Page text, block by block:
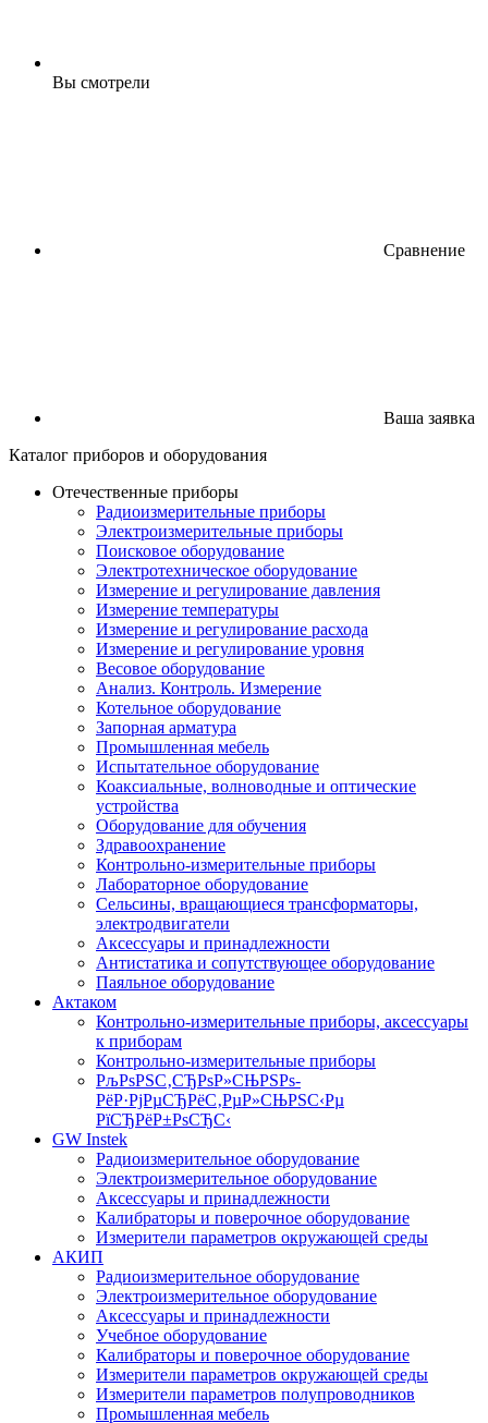
Вы смотрели
Сравнение
Ваша заявка
Каталог приборов и оборудования
Отечественные приборы
Радиоизмерительные приборы
Электроизмерительные приборы
Поисковое оборудование
Электротехническое оборудование
Измерение и регулирование давления
Измерение температуры
Измерение и регулирование расхода
Измерение и регулирование уровня
Весовое оборудование
Анализ. Контроль. Измерение
Котельное оборудование
Запорная арматура
Промышленная мебель
Испытательное оборудование
Коаксиальные, волноводные и оптические
устройства
Оборудование для обучения
Здравоохранение
Контрольно-измерительные приборы
Лабораторное оборудование
Сельсины, вращающиеся трансформаторы,
электродвигатели
Аксессуары и принадлежности
Антистатика и сопутствующее оборудование
Паяльное оборудование
Актаком
Контрольно-измерительные приборы, аксессуары
к приборам
Контрольно-измерительные приборы
РљРѕРЅС‚СЂРѕР»СЊРЅРѕ-
РёР·РјРµСЂРёС‚РµР»СЊРЅС‹Рµ
РїСЂРёР±РѕСЂС‹
GW Instek
Радиоизмерительное оборудование
Электроизмерительное оборудование
Аксессуары и принадлежности
Калибраторы и поверочное оборудование
Измерители параметров окружающей среды
АКИП
Радиоизмерительное оборудование
Электроизмерительное оборудование
Аксессуары и принадлежности
Учебное оборудование
Калибраторы и поверочное оборудование
Измерители параметров окружающей среды
Измерители параметров полупроводников
Промышленная мебель